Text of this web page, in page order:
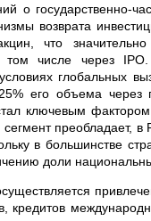
государственно-
возврата
что
числе через
глобальных
его объема через
ключевым фактором
преобладает,
в большинстве
доли
кредитов